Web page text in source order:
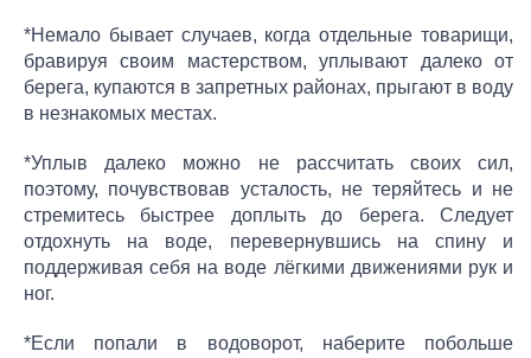
*Немало бывает случаев, когда отдельные товарищи,
бравируя своим мастерством, уплывают далеко от
берега, купаются в запретных районах, прыгают в воду
в незнакомых местах.
*Уплыв далеко можно не рассчитать своих сил,
поэтому, почувствовав усталость, не теряйтесь и не
стремитесь быстрее доплыть до берега. Следует
отдохнуть на воде, перевернувшись на спину и
поддерживая себя на воде лёгкими движениями рук и
ног.
*Если попали в водоворот, наберите побольше